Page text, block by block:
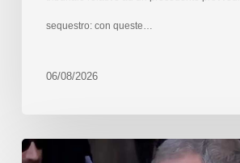
sequestro: con queste…
06/08/2026